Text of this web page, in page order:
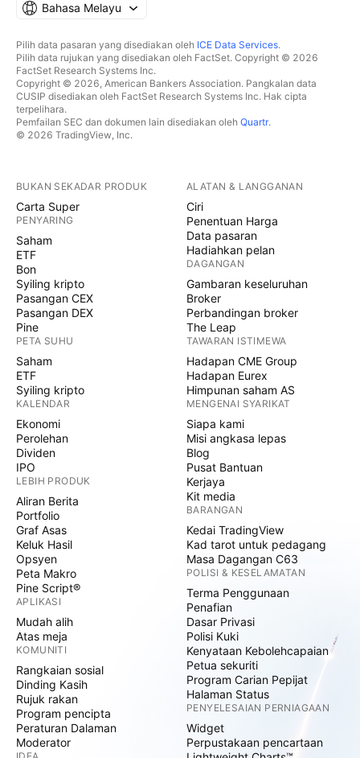
Bahasa Melayu
Pilih data pasaran yang disediakan oleh ICE Data Services.
Pilih data rujukan yang disediakan oleh FactSet. Copyright © 2026
FactSet Research Systems Inc.
Copyright © 2026, American Bankers Association. Pangkalan data
CUSIP disediakan oleh FactSet Research Systems Inc. Hak cipta
terpelihara.
Pemfailan SEC dan dokumen lain disediakan oleh Quartr.
© 2026 TradingView, Inc.
BUKAN SEKADAR PRODUK
Carta Super
PENYARING
Saham
ETF
Bon
Syiling kripto
Pasangan CEX
Pasangan DEX
Pine
PETA SUHU
Saham
ETF
Syiling kripto
KALENDAR
Ekonomi
Perolehan
Dividen
IPO
LEBIH PRODUK
Aliran Berita
Portfolio
Graf Asas
Keluk Hasil
Opsyen
Peta Makro
Pine Script®
APLIKASI
Mudah alih
Atas meja
KOMUNITI
Rangkaian sosial
Dinding Kasih
Rujuk rakan
Program pencipta
Peraturan Dalaman
Moderator
ALATAN & LANGGANAN
Ciri
Penentuan Harga
Data pasaran
Hadiahkan pelan
DAGANGAN
Gambaran keseluruhan
Broker
Perbandingan broker
The Leap
TAWARAN ISTIMEWA
Hadapan CME Group
Hadapan Eurex
Himpunan saham AS
MENGENAI SYARIKAT
Siapa kami
Misi angkasa lepas
Blog
Pusat Bantuan
Kerjaya
Kit media
BARANGAN
Kedai TradingView
Kad tarot untuk pedagang
Masa Dagangan C63
POLISI & KESELAMATAN
Terma Penggunaan
Penafian
Dasar Privasi
Polisi Kuki
Kenyataan Kebolehcapaian
Petua sekuriti
Program Carian Pepijat
Halaman Status
PENYELESAIAN PERNIAGAAN
Widget
Perpustakaan pencartaan